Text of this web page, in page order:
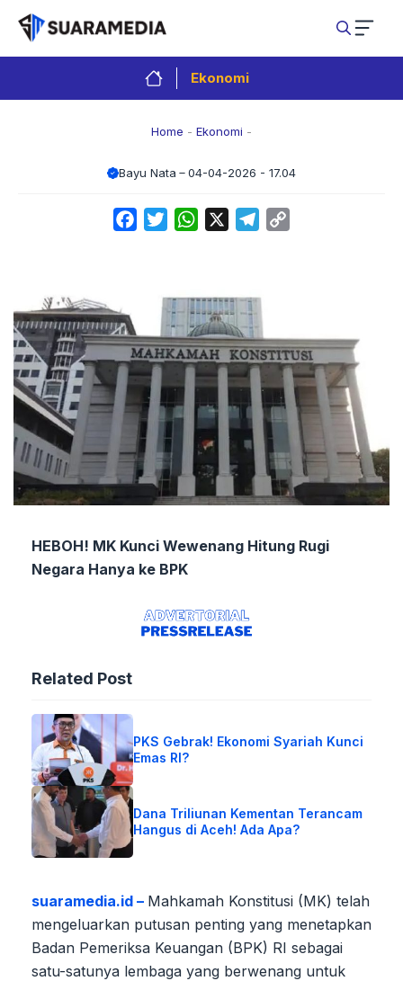
Langsung
isi
Ekonomi
Home - Ekonomi -
Bayu Nata 04-04-2026 - 17.04
FacebookTwitterWhatsApp Telegram
HEBOH! MK Kunci Wewenang Hitung Rugi
Negara Hanya ke BPK
Related Post
PKS Gebrak! Ekonomi Syariah Kunci
Emas RI?
Dana Triliunan Kementan Terancam
Hangus di Aceh! Ada Apa?
suaramedia.id – Mahkamah Konstitusi (MK) telah
mengeluarkan putusan penting yang menetapkan
Badan Pemeriksa Keuangan (BPK) RI sebagai
satu-satunya lembaga yang berwenang untuk